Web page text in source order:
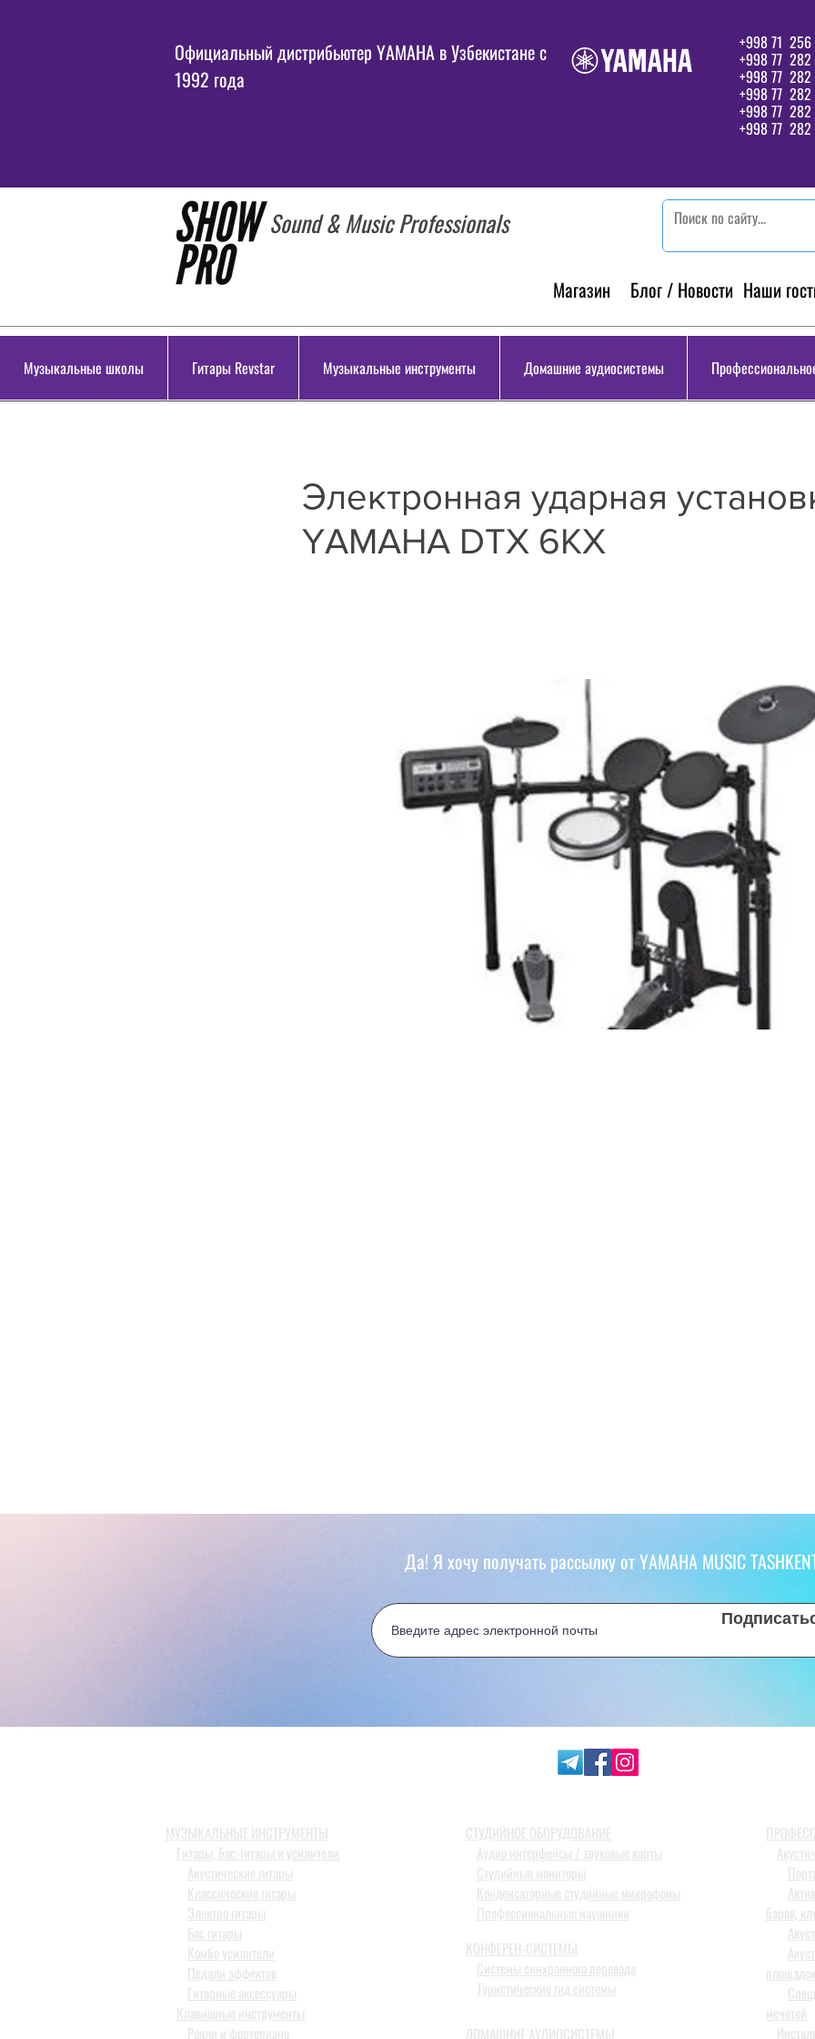
Официальный дистрибьютер YAMAHA в Узбекистане c
1992 года
+998 71
+998 77 282
+998 77
+998 77
+998 77
+998 77
Sound & Music Professionals
Магазин Блог / Новости Наши
Музыкальные школы Гитары Revstar Музыкальные инструменты Домашние аудиосистемы
Электронная ударная
YAMAHA DTX 6KX
Да! Я хочу получать рассылку от YAMAHA MUSIC
МУЗЫКАЛЬНЫЕ ИНСТРУМЕНТЫ
Гитары, бас-гитары и усилители
Акустические гитары
Классические гитары
Электро гитары
Бас гитары
Комбо усилители
Педали эффектов
Гитарные аксессуары
Клавишные инструменты
Рояли и фортепиано
СТУДИЙНОЕ ОБОРУДОВАНИЕ
Аудио интерфейсы / звуковые карты
Студийные мониторы
Конденсаторные студийные микрофоны
Профессиональные наушники
КОНФЕРЕН-СИСТЕМЫ
Системы синхронного перевода
Туристические гид системы
ДОМАШНИЕ АУДИОСИСТЕМЫ
баров,
площадок
мечетей